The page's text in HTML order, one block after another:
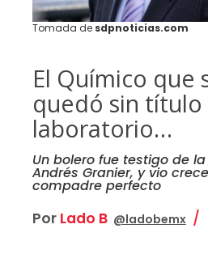
Tomada de sdpnoticias.com
El Químico que
quedó sin título
laboratorio…
Un bolero fue testigo de
Andrés Granier, y vio
compadre perfecto
Por Lado B @ladobemx